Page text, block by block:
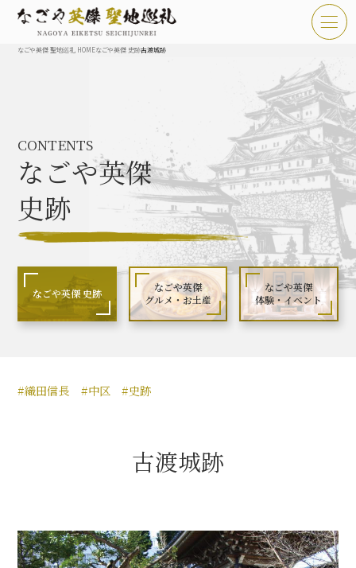
なごや英傑 聖地巡礼とは
なごや英傑 史跡 一覧
なごや英傑 グルメ・土産 一覧
なごや英傑 体験・イベント
秀長関連 史跡 一覧
名古屋＜秀長＞観光モデルコース
なごや英傑 聖地巡礼 HOMEなごや英傑 史跡古渡城跡
CONTENTS
なごや英傑
史跡
なごや英傑 史跡
なごや英傑
グルメ・お土産
なごや英傑
体験・イベント
#織田信長 #中区 #史跡
古渡城跡